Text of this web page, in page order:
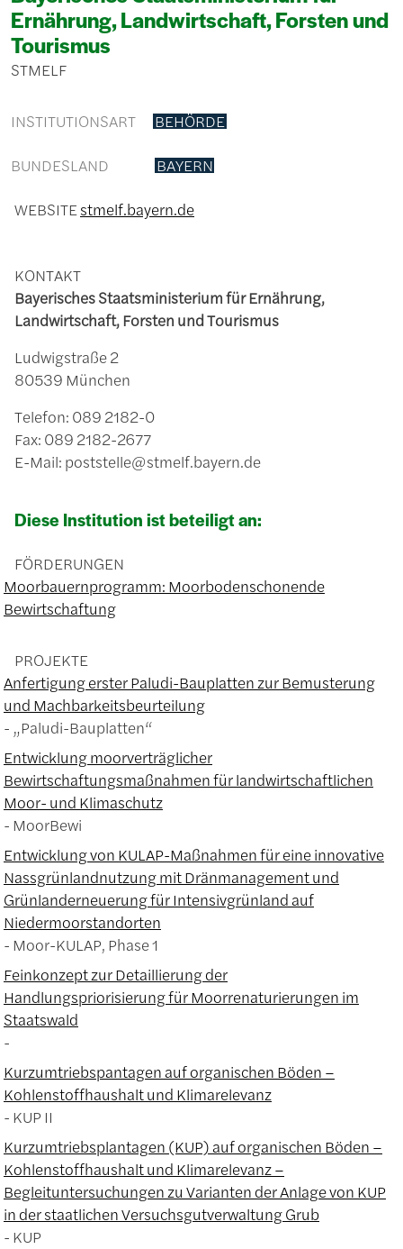
Ernährung, Landwirtschaft, Forsten und
Tourismus
STMELF
INSTITUTIONSART BEHÖRDE
BUNDESLAND BAYERN
WEBSITEstmelf.bayern.de
KONTAKT
Bayerisches Staatsministerium für Ernährung,
Landwirtschaft, Forsten und Tourismus
Ludwigstraße 2
80539 München
Telefon: 089 2182-0
Fax: 089 2182-2677
E-Mail: poststelle@stmelf.bayern.de
Diese Institution ist beteiligt an:
FÖRDERUNGEN
Moorbauernprogramm: Moorbodenschonende
Bewirtschaftung
PROJEKTE
Anfertigung erster Paludi-Bauplatten zur Bemusterung
und Machbarkeitsbeurteilung
„Paludi-Bauplatten“
Entwicklung moorverträglicher
Bewirtschaftungsmaßnahmen für landwirtschaftlichen
Moor- und Klimaschutz
MoorBewi
Entwicklung von KULAP­-Maßnahmen für eine innovative
Nassgrünlandnutzung mit Dränmanagement und
Grünlanderneuerung für Intensivgrünland auf
Niedermoorstandorten
Moor-KULAP, Phase 1
Feinkonzept zur Detaillierung der
Handlungspriorisierung für Moorrenaturierungen im
Staatswald
Kurzumtriebspantagen auf organischen Böden –
Kohlenstoffhaushalt und Klimarelevanz
KUP II
Kurzumtriebsplantagen (KUP) auf organischen Böden –
Kohlenstoffhaushalt und Klimarelevanz –
Begleituntersuchungen zu Varianten der Anlage von KUP
in der staatlichen Versuchsgutverwaltung Grub
KUP